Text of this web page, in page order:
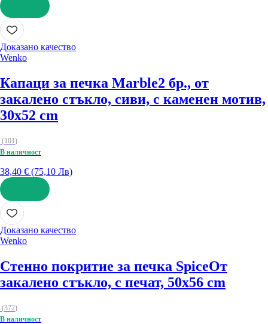
ДОБАВИ
Доказано качество
Wenko
Капаци за печка Marble2 бр., от
закалено стъкло, сиви, с каменен мотив,
30x52 cm
(101)
В наличност
38,40 € (75,10 Лв)
ДОБАВИ
Доказано качество
Wenko
Стенно покритие за печка SpiceОт
закалено стъкло, с печат, 50x56 cm
(372)
В наличност